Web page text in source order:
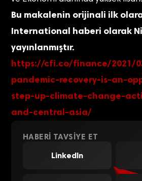
Bu makalenin orijinali ilk
International haberi olarak
yayınlanmıştır.
https://cfi.co/finance/2021/
pandemic-recovery-is-an-
step-up-climate-change-
and-central-asia/
HABERI TAVSIYE ET
LinkedIn